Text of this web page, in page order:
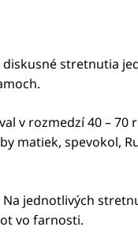
stretnutia
v rozmedzí 40 – 70
matiek, spevokol,
jednotlivých
vo farnosti.